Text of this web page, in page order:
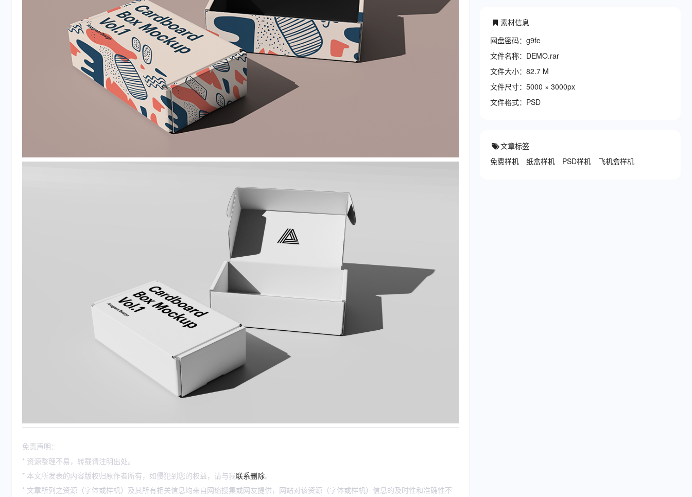
免责声明：
* 资源整理不易，转载请注明出处。
* 本文所发表的内容版权归原作者所有，如侵犯到您的权益，请与我联系删除。
* 文章所列之资源（字体或样机）及其所有相关信息均来自网络搜集或网友提供，网站对该资源（字体或样机）信息的及时性和准确性不
素材信息
网盘密码：g9fc
文件名称：DEMO.rar
文件大小：82.7 M
文件尺寸：5000 × 3000px
文件格式：PSD
文章标签
免费样机
纸盒样机 PSD样机 飞机盒样机